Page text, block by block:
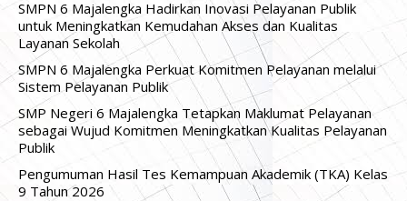
SMPN 6 Majalengka Hadirkan Inovasi Pelayanan Publik
untuk Meningkatkan Kemudahan Akses dan Kualitas
Layanan Sekolah
SMPN 6 Majalengka Perkuat Komitmen Pelayanan melalui
Sistem Pelayanan Publik
SMP Negeri 6 Majalengka Tetapkan Maklumat Pelayanan
sebagai Wujud Komitmen Meningkatkan Kualitas Pelayanan
Publik
Pengumuman Hasil Tes Kemampuan Akademik (TKA) Kelas
9 Tahun 2026